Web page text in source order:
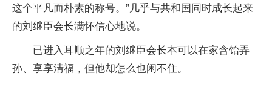
这个平凡而朴素的称号。”几乎与共和国同时成长起来
的刘继臣会长满怀信心地说。
已进入耳顺之年的刘继臣会长本可以在家含饴弄
孙、享享清福，但他却怎么也闲不住。